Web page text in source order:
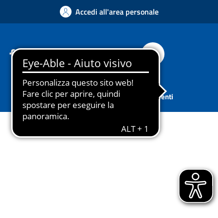
Accedi all'area personale
FacebookInstagramYouTubeWhatsapp
Sport Associazioni Tutti gli argomenti